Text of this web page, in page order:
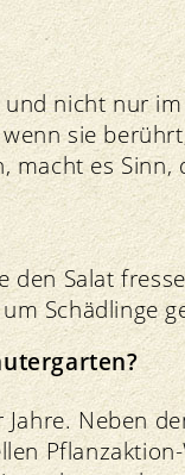
nicht nur
sie
macht es Sinn,
den Salat
Schädlinge
Neben